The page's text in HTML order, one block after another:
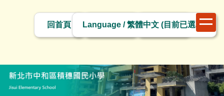
容
區
塊
回首頁 網站導覽 網站管理
切
語